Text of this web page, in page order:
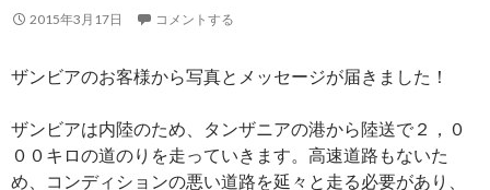
2015年3月17日 コメントする
ザンビアのお客様から写真とメッセージが届きました！
ザンビアは内陸のため、タンザニアの港から陸送で２，０
００キロの道のりを走っていきます。高速道路もないた
め、コンディションの悪い道路を延々と走る必要があり、